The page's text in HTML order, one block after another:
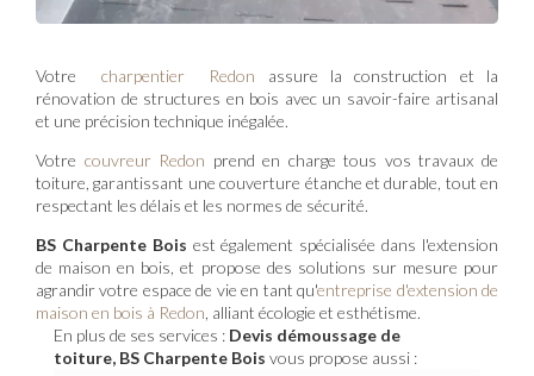
Votre charpentier Redon assure la construction et la
rénovation de structures en bois avec un savoir-faire artisanal
et une précision technique inégalée.
Votre couvreur Redon prend en charge tous vos travaux de
toiture, garantissant une couverture étanche et durable, tout en
respectant les délais et les normes de sécurité.
BS Charpente Bois est également spécialisée dans l'extension
de maison en bois, et propose des solutions sur mesure pour
agrandir votre espace de vie en tant qu'entreprise d'extension de
maison en bois à Redon , alliant écologie et esthétisme.
En plus de ses services : Devis démoussage de
toiture, BS Charpente Bois vous propose aussi :